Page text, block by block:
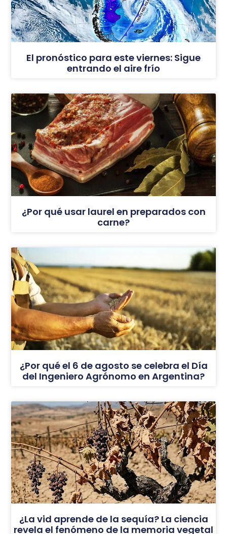
El pronóstico para este viernes: Sigue
entrando el aire frío
¿Por qué usar laurel en preparados con
carne?
¿Por qué el 6 de agosto se celebra el Día
del Ingeniero Agrónomo en Argentina?
¿La vid aprende de la sequía? La ciencia
revela el fenómeno de la memoria vegetal